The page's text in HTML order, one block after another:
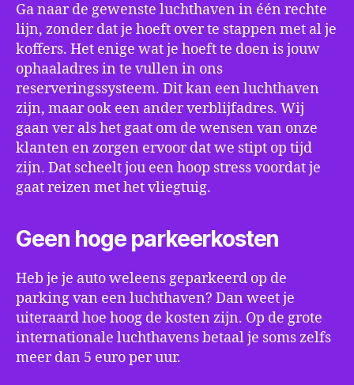
Ga naar de gewenste luchthaven in één rechte
lijn, zonder dat je hoeft over te stappen met al je
koffers. Het enige wat je hoeft te doen is jouw
ophaaladres in te vullen in ons
reserveringssysteem. Dit kan een luchthaven
zijn, maar ook een ander verblijfadres. Wij
gaan ver als het gaat om de wensen van onze
klanten en zorgen ervoor dat we stipt op tijd
zijn. Dat scheelt jou een hoop stress voordat je
gaat reizen met het vliegtuig.
Geen hoge parkeerkosten
Heb je je auto weleens geparkeerd op de
parking van een luchthaven? Dan weet je
uiteraard hoe hoog de kosten zijn. Op de grote
internationale luchthavens betaal je soms zelfs
meer dan 5 euro per uur.